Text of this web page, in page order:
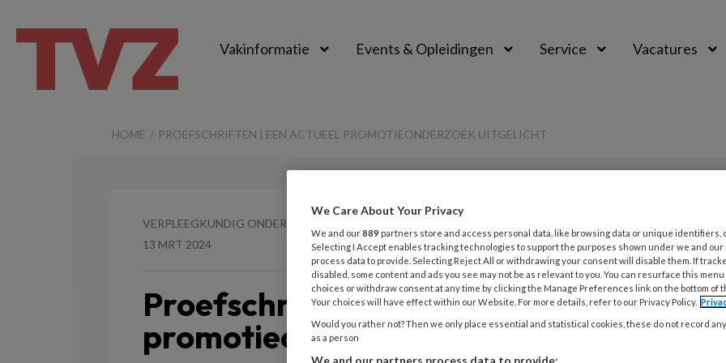
Vakinformatie Events & Opleidingen Service Vacatures
HOME PROEFSCHRIFTEN | EEN ACTUEEL PROMOTIEONDERZOEK UITGELICHT
VERPLEEGKUNDIG ONDERZOEK
13 MRT 2024
Opslaan Reacties 0 Delen
Proefschriften | Een actueel
promotieonderzoek uitgelicht
5
We Care About Your Privacy
We and our889 partners store and access personal data, like browsing data or unique identifiers,
Selecting I Accept enables tracking technologies to support the purposes shown under we and
process data to provide. Selecting Reject All or withdrawing your consent will disable them. If
disabled, some content and ads you see may not be as relevant to you. You can resurface this
choices or withdraw consent at any time by clicking the Manage Preferences link on the bottom of
Your choices will have effect within our Website. For more details, refer to our Privacy Policy.
Would you rather not? Then we only place essential and statistical cookies, these do not record
as a person
We and our partners process data to provide: